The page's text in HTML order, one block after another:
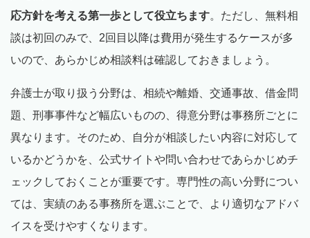
応方針を考える第一歩として役立ちます。ただし、無料相
談は初回のみで、2回目以降は費用が発生するケースが多
いので、あらかじめ相談料は確認しておきましょう。
弁護士が取り扱う分野は、相続や離婚、交通事故、借金問
題、刑事事件など幅広いものの、得意分野は事務所ごとに
異なります。そのため、自分が相談したい内容に対応して
いるかどうかを、公式サイトや問い合わせであらかじめチ
ェックしておくことが重要です。専門性の高い分野につい
ては、実績のある事務所を選ぶことで、より適切なアドバ
イスを受けやすくなります。